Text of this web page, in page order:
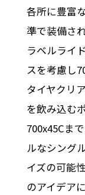
各所に豊富
準で装備さ
ラベルライ
スを考慮し
タイヤクリ
を飲み込む
700x45Cま
ルなシング
イズの可能
のアイデア